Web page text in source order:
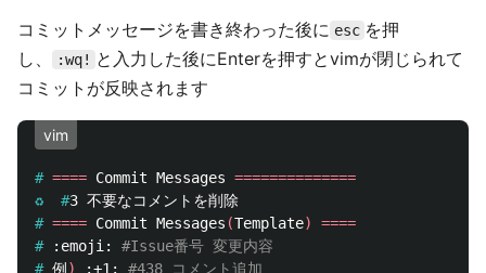
コミットメッセージを書き終わった後に esc を押
し、
:wq! と入力した後にEnterを押すとvimが閉じられて
コミットが反映されます
vim
# ==== Commit Messages ==============
♻️  #
# ==== Commit Messages (Template)
====
#
:emoji: #Issue番号 変更内容
# 例 ) :+1: #438 コメント追加